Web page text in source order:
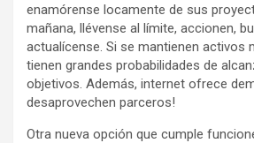
enamórense locamente de sus
mañana, llévense al límite, accionen,
actualícense. Si se mantienen activos
tienen grandes probabilidades de
objetivos. Además, internet ofrece
desaprovechen parceros!
Otra nueva opción que cumple